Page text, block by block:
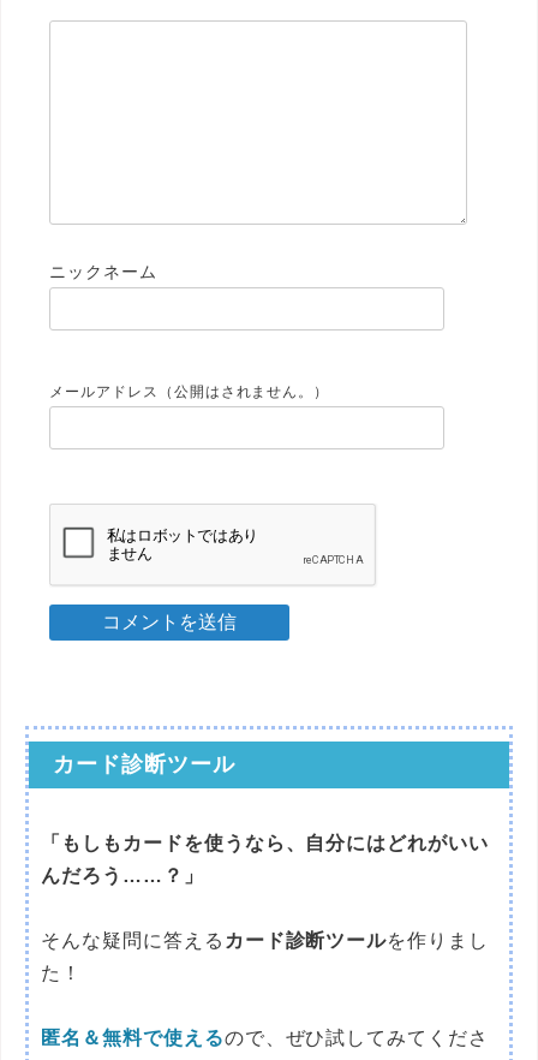
メールアドレス（公開はされません。）
カード診断ツール
「もしもカードを使うなら、自分にはどれがいい
んだろう……？」
そんな疑問に答える カード診断ツールを作りまし
た！
匿名＆無料で使えるので、ぜひ試してみてくださ